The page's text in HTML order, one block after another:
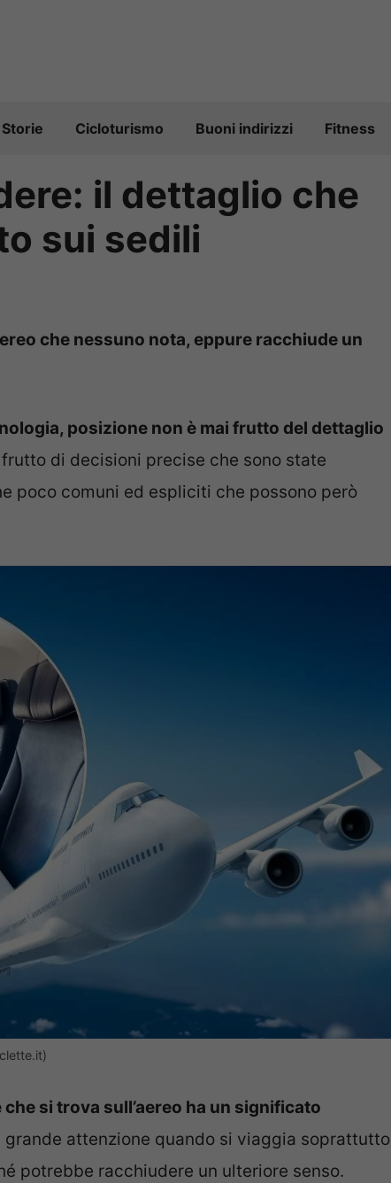
Storie Cicloturismo Buoni indirizzi Fitness
il dettaglio che
sui sedili
che nessuno nota, eppure racchiude un
posizione non è mai frutto del dettaglio
di decisioni precise che sono state
poco comuni ed espliciti che possono però
che si trova sull’aereo ha un significato
attenzione quando si viaggia soprattutto
potrebbe racchiudere un ulteriore senso.